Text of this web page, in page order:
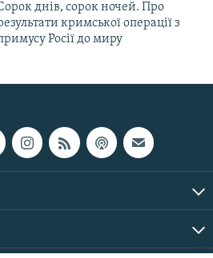
днів, сорок ночей. Про
кримської операції з
Росії до миру